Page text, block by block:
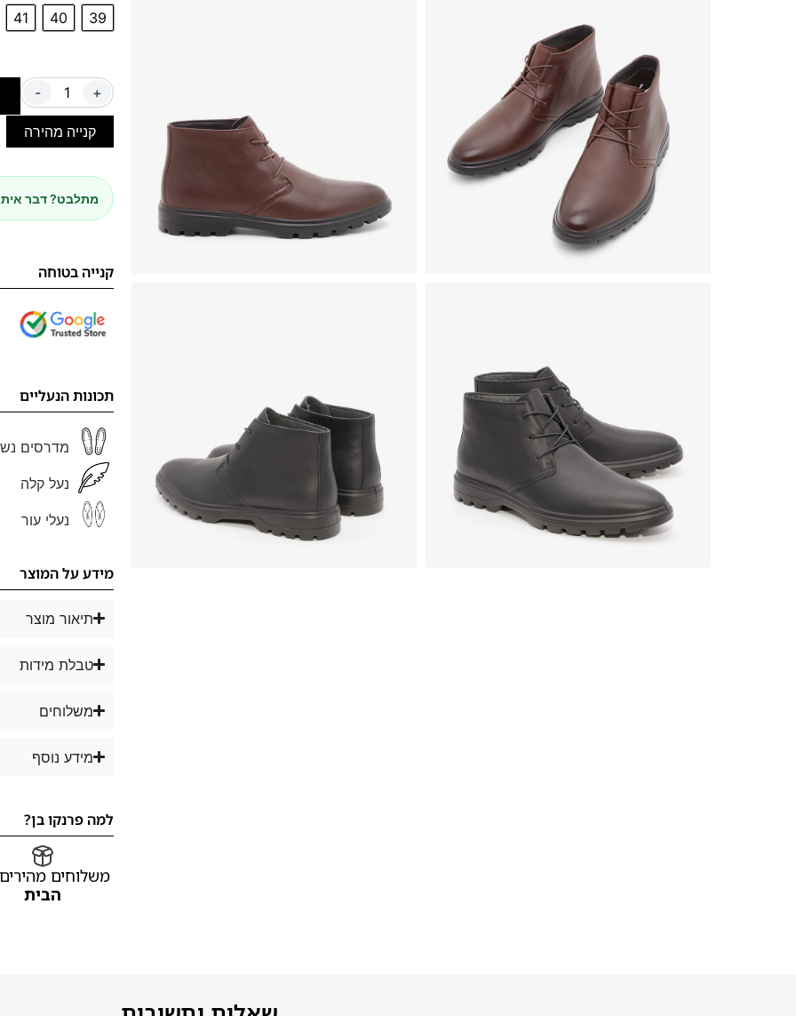
39
40
41
- +
קנייה מהירה
מתלבט? דבר
קנייה בטוחה
תכונות הנעליים
מדרסים
נעל קלה
נעלי עור
מידע על המוצר
תיאור מוצר
טבלת מידות
משלוחים
מידע נוסף
למה פרנקו בן?
משלוחים
הבית